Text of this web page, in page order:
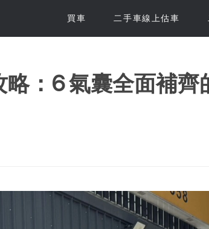
買車 二手車線上估車
略：6 氣囊全面補